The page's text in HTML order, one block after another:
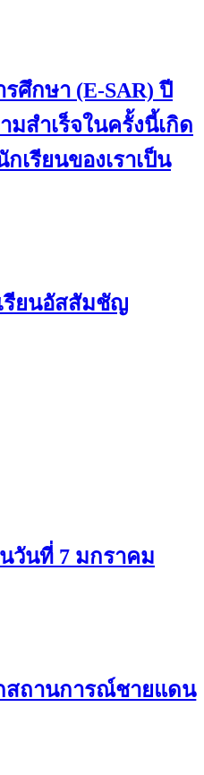
ศึกษา (E-SAR) ปี
สำเร็จในครั้งนี้เกิด
รียนของเราเป็น
เรียนอัสสัมชัญ
วันที่ 7 มกราคม
สถานการณ์ชายแดน